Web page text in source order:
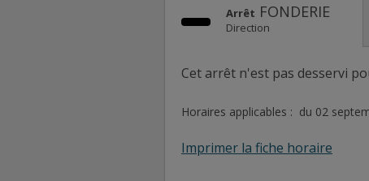
Arrêt FONDERIE
Direction
Cet arrêt n'est pas desservi
Horaires applicables : du 02
Imprimer la fiche horaire